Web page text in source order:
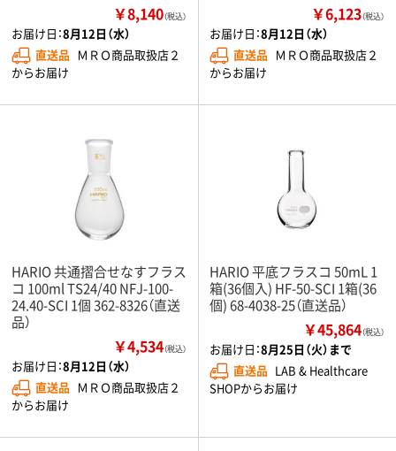
￥8,140（税込）
お届け日：8月12日（水）
直送品 ＭＲＯ商品取扱店２
からお届け
￥6,123（税込）
お届け日：8月12日（水）
直送品 ＭＲＯ商品取扱店２
からお届け
HARIO 共通摺合せなすフラス
コ 100ml TS24/40 NFJ-100-
24.40-SCI 1個 362-8326（直送
品）
￥4,534（税込）
お届け日：8月12日（水）
直送品 ＭＲＯ商品取扱店２
からお届け
HARIO 平底フラスコ 50mL 1
箱(36個入) HF-50-SCI 1箱(36
個) 68-4038-25（直送品）
￥45,864（税込）
お届け日：8月25日（火）まで
直送品 LAB & Healthcare
SHOPからお届け